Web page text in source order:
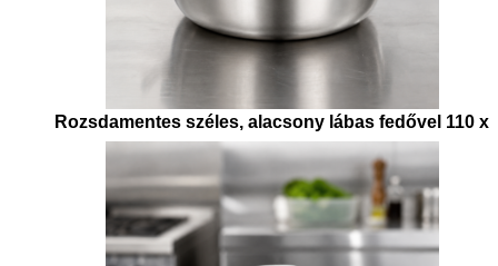
Rozsdamentes széles, alacsony lábas fedővel 110 x
60 cm – 550 literlat)
554.040 Ft + ÁFA